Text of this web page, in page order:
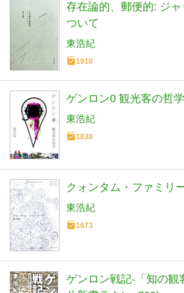
存在論的、郵便的: ジ
ついて
東浩紀
1910
ゲンロン0 観光客の哲学
東浩紀
1838
クォンタム・ファミリ
東浩紀
1673
ゲンロン戦記-「知の観